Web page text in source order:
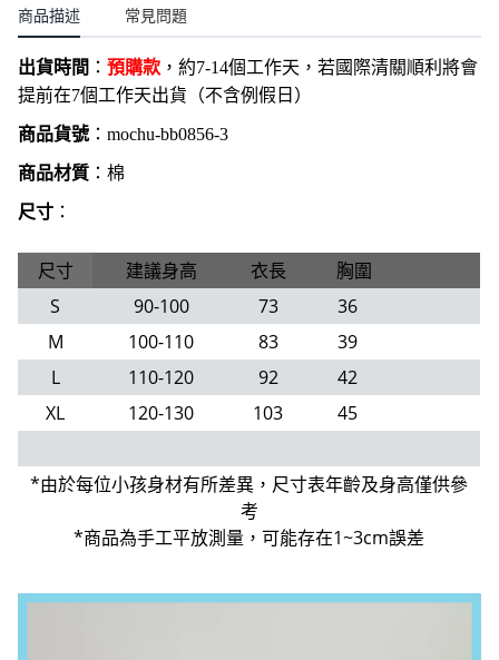
商品描述 常見問題
出貨時間 ： 預購款 ，約7-14個工作天，若國際清關順利將會
提前在7個工作天出貨（不含例假日）
商品貨號： mochu-bb0856-3
商品材質 ：棉
尺寸 ：
尺寸 建議身高 衣長
胸圍
S
90-100 73
36
M
100-110 83
39
L
110-120 92
42
XL
120-130 103 45
*由於每位小孩身材有所差異，尺寸表年齡及身高僅供參
考
*商品為手工平放測量，可能存在1~3cm誤差